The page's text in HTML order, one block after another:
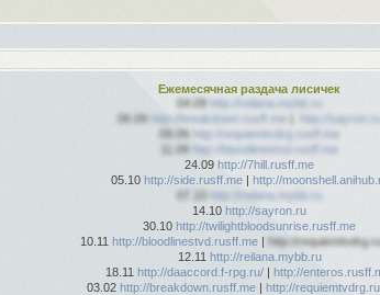
Ежемесячная раздача лисичек
04.09
http://reilana.mybb.ru
06.09 http://breakdown.rusff.me
http://sayron.ru
09.09 http://requiemtvdrg.rusff.me
11.09 http://bloodlinestvd.rusff.me
24.09 http://7hill.rusff.me
05.10 http://side.rusff.me| http://
07.10
http://reilana.mybb.ru
14.10 http://sayron.ru
30.10 http://twilightbloodsunrise.rusff.me
10.11 http://bloodlinestvd.rusff.me | http://
12.11 http://reilana.mybb.ru
18.11 http://daaccord.f-rpg.ru/| http://
03.02 http://breakdown.rusff.me| http://